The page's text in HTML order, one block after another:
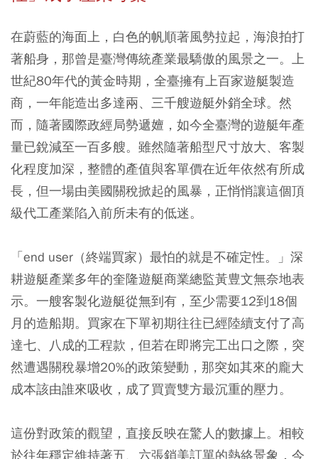
在蔚藍的海面上，白色的帆順著風勢拉起，海浪拍打
著船身，那曾是臺灣傳統產業最驕傲的風景之一。上
世紀80年代的黃金時期，全臺擁有上百家遊艇製造
商，一年能造出多達兩、三千艘遊艇外銷全球。然
而，隨著國際政經局勢遞嬗，如今全臺灣的遊艇年產
量已銳減至一百多艘。雖然隨著船型尺寸放大、客製
化程度加深，整體的產值與客單價在近年依然有所成
長，但一場由美國關稅掀起的風暴，正悄悄讓這個頂
級代工產業陷入前所未有的低迷。
「end user（終端買家）最怕的就是不確定性。」深
耕遊艇產業多年的奎隆遊艇商業總監黃豊文無奈地表
示。一艘客製化遊艇從無到有，至少需要12到18個
月的造船期。買家在下單初期往往已經陸續支付了高
達七、八成的工程款，但若在即將完工出口之際，突
然遭遇關稅暴增20%的政策變動，那突如其來的龐大
成本該由誰來吸收，成了買賣雙方最沉重的壓力。
這份對政策的觀望，直接反映在驚人的數據上。相較
於往年穩定維持著五、六張銷美訂單的熱絡景象，今